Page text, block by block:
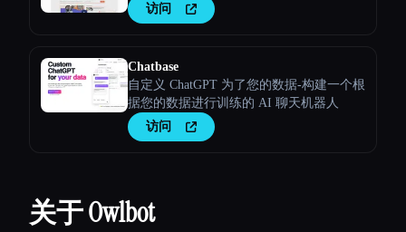
访问
Chatbase
自定义 ChatGPT 为了您的数据-构建一个根
据您的数据进行训练的 AI 聊天机器人
访问
关于 Owlbot